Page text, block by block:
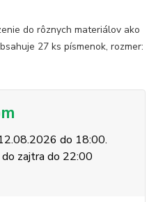
do rôznych materiálov ako
27 ks písmenok, rozmer:
do 18:00.
zajtra do 22:00